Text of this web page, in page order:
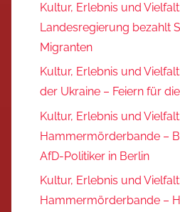
Kultur, Erlebnis und
Landesregierung bezahlt
Migranten
Kultur, Erlebnis und
der Ukraine – Feiern für
Kultur, Erlebnis und Vielfalt:
Hammermörderbande –
AfD-Politiker in Berlin
Kultur, Erlebnis und Vielfalt:
Hammermörderbande –